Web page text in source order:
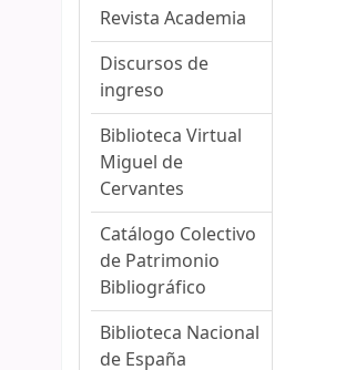
Revista Academia
Discursos de
ingreso
Biblioteca Virtual
Miguel de
Cervantes
Catálogo Colectivo
de Patrimonio
Bibliográfico
Biblioteca Nacional
de España